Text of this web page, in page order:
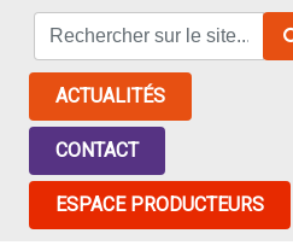
ACTUALITÉS
CONTACT
ESPACE PRODUCTEURS